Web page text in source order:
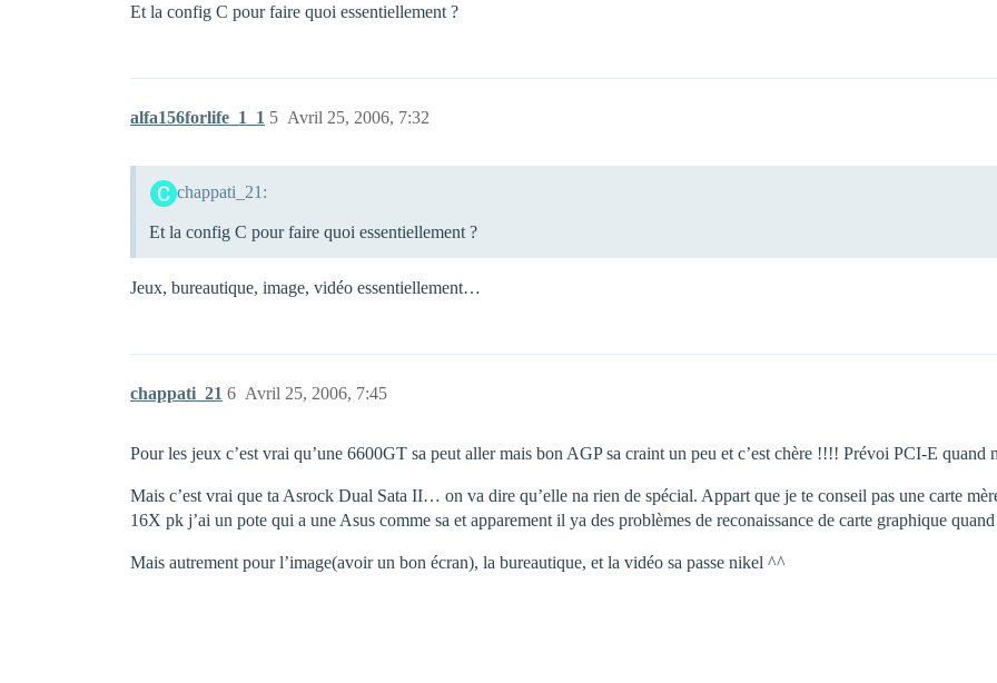
Et la config C pour faire quoi essentiellement ?
alfa156forlife_1_1 Avril 25, 2006, 7:32
5
chappati_21:
Et la config C pour faire quoi essentiellement ?
Jeux, bureautique, image, vidéo essentiellement…
chappati_21 Avril 25, 2006, 7:45
6
Pour les jeux c’est vrai qu’une 6600GT sa peut aller mais bon AGP sa craint un peu et c’est chère !!!! Prévoi PCI-E quand
Mais c’est vrai que ta Asrock Dual Sata II… on va dire qu’elle na rien de spécial. Appart que je te conseil pas une carte
16X pk j’ai un pote qui a une Asus comme sa et apparement il ya des problèmes de reconaissance de carte graphique
Mais autrement pour l’image(avoir un bon écran), la bureautique, et la vidéo sa passe nikel ^^